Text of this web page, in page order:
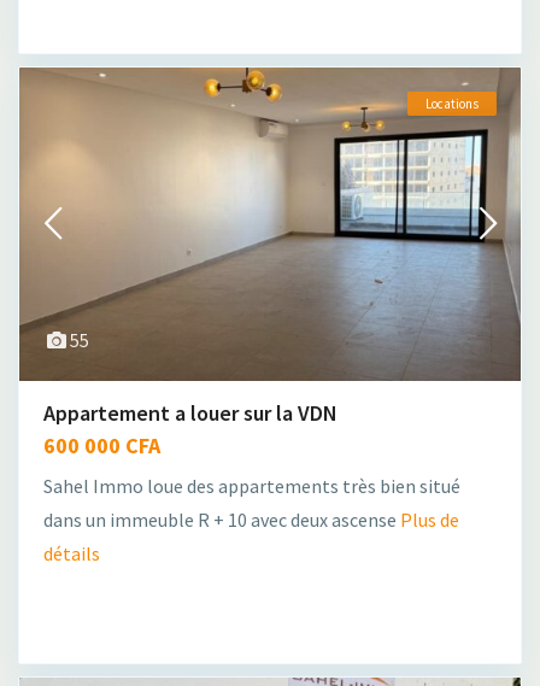
55
Locations
Appartement a louer sur la VDN
600 000 CFA
Sahel Immo loue des appartements très bien situé
dans un immeuble R + 10 avec deux ascense Plus de
détails